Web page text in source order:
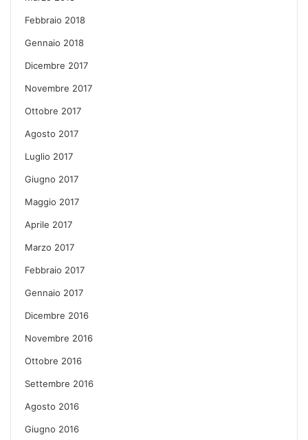
Febbraio 2018
Gennaio 2018
Dicembre 2017
Novembre 2017
Ottobre 2017
Agosto 2017
Luglio 2017
Giugno 2017
Maggio 2017
Aprile 2017
Marzo 2017
Febbraio 2017
Gennaio 2017
Dicembre 2016
Novembre 2016
Ottobre 2016
Settembre 2016
Agosto 2016
Giugno 2016